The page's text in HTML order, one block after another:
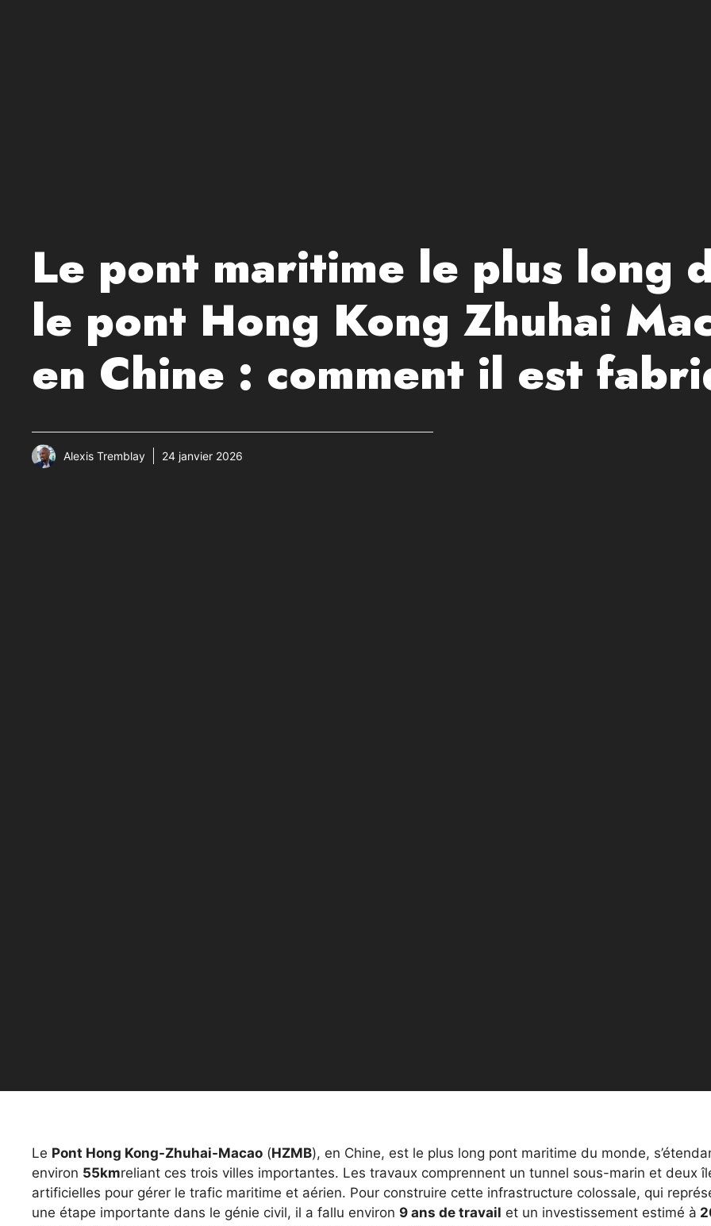
Le pont maritime le plus long
le pont Hong Kong Zhuhai
en Chine : comment il est
Alexis Tremblay 24 janvier 2026
Le Pont Hong Kong-Zhuhai-Macao (HZMB), en Chine, est le plus long pont maritime du monde,
environ 55kmreliant ces trois villes importantes. Les travaux comprennent un tunnel sous-marin et deux
artificielles pour gérer le trafic maritime et aérien. Pour construire cette infrastructure colossale, qui
une étape importante dans le génie civil, il a fallu environ 9 ans de travail et un investissement estimé à